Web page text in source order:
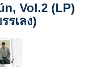
Vol.2 (LP)
รเลง)